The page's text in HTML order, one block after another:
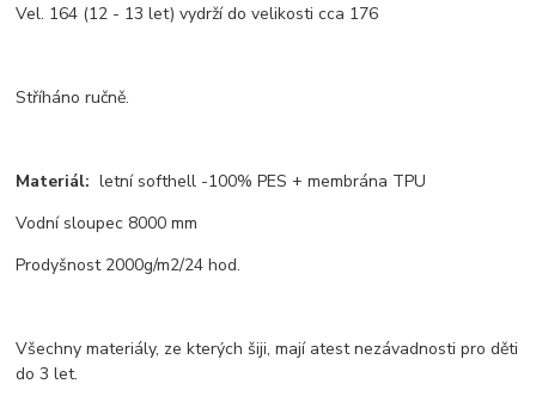
Vel. 164 (12 - 13 let) vydrží do velikosti cca 176
Stříháno ručně.
Materiál: letní softhell -100% PES + membrána TPU
Vodní sloupec 8000 mm
Prodyšnost 2000g/m2/24 hod.
Všechny materiály, ze kterých šiji, mají atest nezávadnosti pro děti
do 3 let.